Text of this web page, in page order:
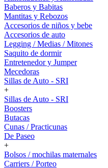
Baberos y Babitas
Mantitas y Rebozos
Accesorios de niños y bebe
Accesorios de auto
Legging / Medias / Mitones
Saquito de dormir
Entretenedor y Jumper
Mecedoras
Sillas de Auto - SRI
+
Sillas de Auto - SRI
Boosters
Butacas
Cunas / Practicunas
De Paseo
+
Bolsos / mochilas maternales
Carriers / Porteo